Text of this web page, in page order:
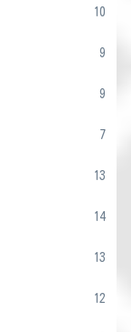
10
9
9
7
13
14
13
12